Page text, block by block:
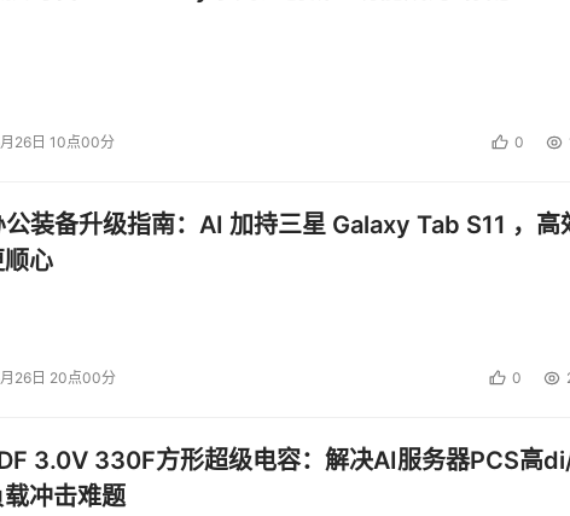
十大困扰”的大会CTO圆桌论坛上，HDS还将作为厂商代表之一
京市信息化办公室、计算机世界和清华大学数据安全研究所在本届
技术环境，HDS将在其间向现场观众直观展示其业界领先存储虚
的解决面向应用优化的存储难题”，HDS中国区总经理柯愈强说：
应用而优化的存储，AOS）解决方案建立在全面的存储设备、数
适的平台、管理方案和数据提供方式来优化存储系统，能满足各
26日 10点00分 0
装备升级指南：AI 加持三星 Galaxy Tab S11 ，高
心
26日 20点00分 0
3.0V 330F方形超级电容：解决AI服务器PCS高
载冲击难题